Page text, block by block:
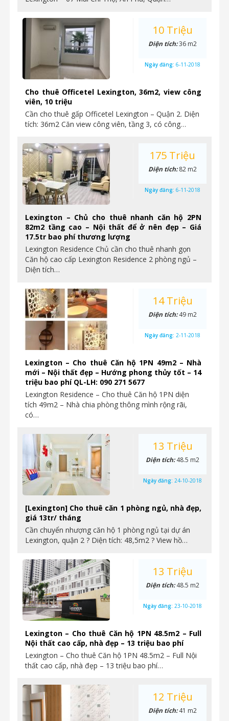
Cho thuê Officetel Lexington, 36m2, view công
viên, 10 triệu
Cần cho thuê gấp Officetel Lexington – Quận 2. Diện
tích: 36m2 Căn view công viên, tầng 3, có công…
10 Triệu
Diện tích:36 m2
Ngày đăng: 6-11-2018
Lexington – Chủ cho thuê nhanh căn hộ 2PN
82m2 tầng cao – Nội thất để ở nên đẹp – Giá
17.5tr bao phí thương lượng
Lexington Residence Chủ cần cho thuê nhanh gọn
Căn hộ cao cấp Lexington Residence 2 phòng ngủ –
Diện tích…
175 Triệu
Diện tích:82 m2
Ngày đăng: 6-11-2018
Lexington – Cho thuê Căn hộ 1PN 49m2 – Nhà
mới – Nội thất đẹp – Hướng phong thủy tốt – 14
triệu bao phí QL-LH: 090 271 5677
Lexington Residence – Cho thuê Căn hộ 1PN diện
tích 49m2 – Nhà chia phòng thông mình rộng rãi,
có…
14 Triệu
Diện tích:49 m2
Ngày đăng: 2-11-2018
[Lexington] Cho thuê căn 1 phòng ngủ, nhà đẹp,
giá 13tr/ tháng
Cần chuyển nhượng căn hộ 1 phòng ngủ tại dự án
Lexington, quận 2 ? Diện tích: 48,5m2 ? View hồ…
13 Triệu
Diện tích:48.5 m2
Ngày đăng: 24-10-2018
Lexington – Cho thuê Căn hộ 1PN 48.5m2 – Full
Nội thất cao cấp, nhà đẹp – 13 triệu bao phí
Lexington – Cho thuê Căn hộ 1PN 48.5m2 – Full Nội
thất cao cấp, nhà đẹp – 13 triệu bao phí…
13 Triệu
Diện tích:48.5 m2
Ngày đăng: 23-10-2018
12 Triệu
Diện tích:41 m2